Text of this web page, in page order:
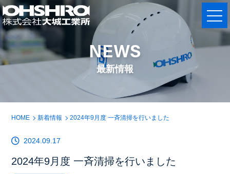
NEWS
最新情報
HOME 新着情報 2024年9月度 一斉清掃を行いました
2024.09.17
2024年9月度 一斉清掃を行いました